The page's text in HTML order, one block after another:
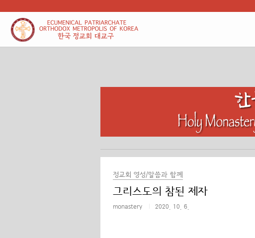
정교회 영성/말씀과 함께
그리스도의 참된 제자
monastery 2020. 10. 6.